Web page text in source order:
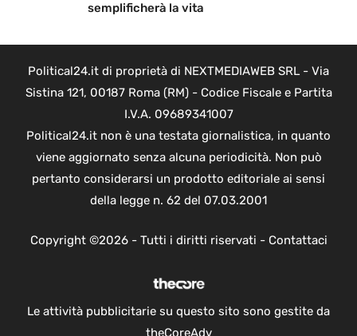
semplificherà la vita
Political24.it di proprietà di NEXTMEDIAWEB SRL - Via
Sistina 121, 00187 Roma (RM) - Codice Fiscale e Partita
I.V.A. 09689341007
Political24.it non è una testata giornalistica, in quanto
viene aggiornato senza alcuna periodicità. Non può
pertanto considerarsi un prodotto editoriale ai sensi
della legge n. 62 del 07.03.2001
Copyright ©2026 - Tutti i diritti riservati - Contattaci
Le attività pubblicitarie su questo sito sono gestite da
theCoreAdv